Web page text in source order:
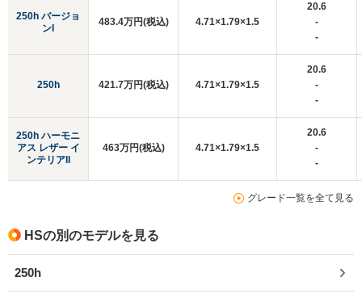
250h バージョ
ンI
250h
250h ハーモニ
アス レザー イ
ンテリアII
483.4万円(税込) 4.71×1.79×1.5
20.6
-
-
421.7万円(税込) 4.71×1.79×1.5
20.6
-
-
463万円(税込) 4.71×1.79×1.5
20.6
-
-
グレード一覧を全て見る
HSの別のモデルを見る
250h